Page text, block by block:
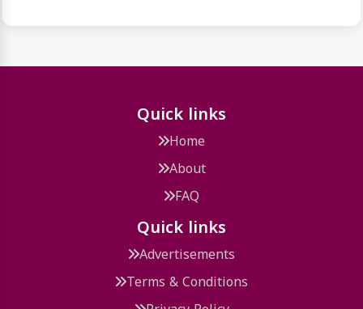
Quick links
Home
About
FAQ
Quick links
Advertisements
Terms & Conditions